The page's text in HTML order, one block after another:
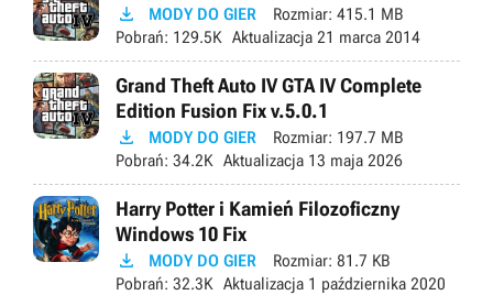
 MODY DO GIER Rozmiar: 415.1 MB
Pobrań: 129.5K Aktualizacja 21 marca 2014
Grand Theft Auto IV GTA IV Complete
Edition Fusion Fix v.5.0.1
 MODY DO GIER Rozmiar: 197.7 MB
Pobrań: 34.2K Aktualizacja 13 maja 2026
Harry Potter i Kamień Filozoficzny
Windows 10 Fix
 MODY DO GIER Rozmiar: 81.7 KB
Pobrań: 32.3K Aktualizacja 1 października 2020